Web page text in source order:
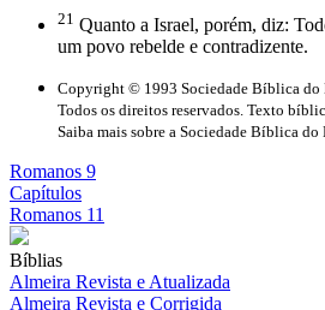
21 Quanto a Israel, porém, diz:
um povo rebelde e contradizente.
Copyright © 1993 Sociedade Bíblica do
Todos os direitos reservados. Texto
Saiba mais sobre a Sociedade Bíblica do
Romanos 9
Capítulos
Romanos 11
Bíblias
Almeira Revista e Atualizada
Almeira Revista e Corrigida